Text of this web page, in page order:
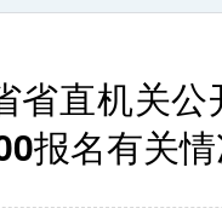
省直机关
报名有关